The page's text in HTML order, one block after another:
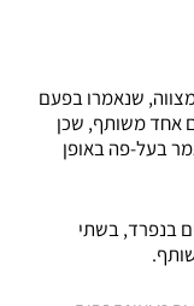
שנאמרו בפעם
אחד משותף, שכן
בעל-פה באופן
בנפרד, בשתי